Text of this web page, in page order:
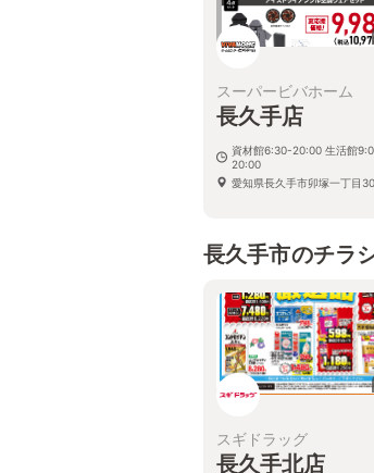
スーパービバホーム
長久手店
資材館6:30-20:00 生活館
20:00
愛知県長久手市卯塚一丁目
長久手市のチラ
スギドラッグ
長久手北店